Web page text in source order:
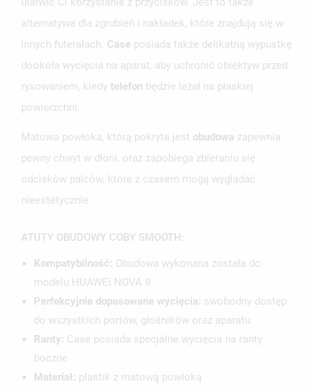
alternatywa dla zgrubień i nakładek, które znajdują się w
innych futerałach. Case posiada także delikatną wypustkę
dookoła wycięcia na aparat, aby uchronić obiektyw przed
rysowaniem, kiedy telefon będzie leżał na płaskiej
powierzchni.
Matowa powłoka, którą pokryta jest obudowa zapewnia
pewny chwyt w dłoni, oraz zapobiega zbieraniu się
odcisków palców, które z czasem mogą wyglądać
nieestetycznie.
ATUTY OBUDOWY COBY SMOOTH:
Kompatybilność: Obudowa wykonana została do
modelu HUAWEI NOVA 8
Perfekcyjnie dopasowane wycięcia: swobodny dostęp
do wszystkich portów, głośników oraz aparatu
Ranty: Case posiada specjalne wycięcia na ranty
boczne
Materiał: plastik z matową powłoką
MOJE LISTY ŻYCZEŃ
add_circle_outlineUTWÓRZ NOWĄ LISTĘ
NAZWA LISTY ŻYCZEŃ
ANULUJ UTWÓRZ LISTĘ ŻYCZEŃ
ZALOGUJ SIĘ
MUSISZ BYĆ ZALOGOWANY BY ZAPISAĆ PRODUKTY NA
SWOJEJ LIŚCIE ŻYCZEŃ.
ANULUJ ZALOGUJ SIĘ